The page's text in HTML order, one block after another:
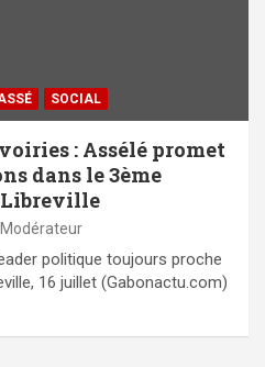
SOCIAL
: Assélé promet
dans le 3ème
Libreville
politique toujours proche
16 juillet (Gabonactu.com)